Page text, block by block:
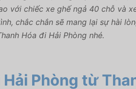
với chiếc xe ghế ngả 40 chỗ và
chắc chắn sẽ mang lại sự hài
Hóa đi Hải Phòng nhé.
Phòng từ